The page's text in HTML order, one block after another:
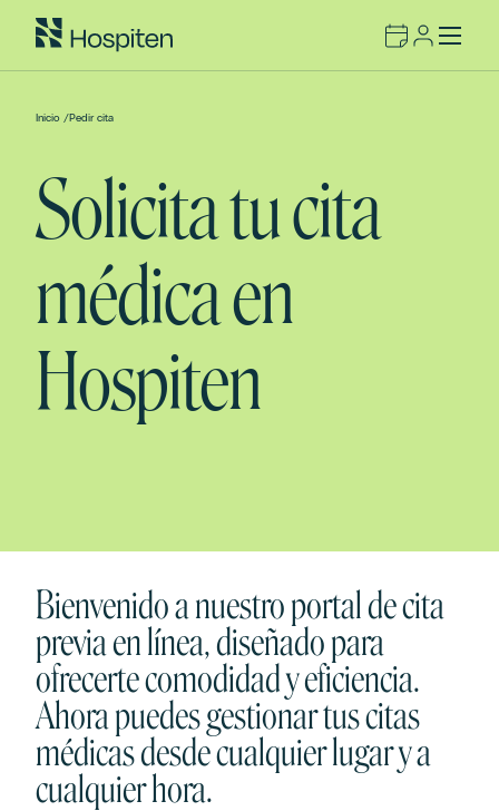
Inicio /Pedir cita
Solicita tu cita
médica en
Hospiten
Bienvenido a nuestro portal de cita
previa en línea, diseñado para
ofrecerte comodidad y eficiencia.
Ahora puedes gestionar tus citas
médicas desde cualquier lugar y a
cualquier hora.